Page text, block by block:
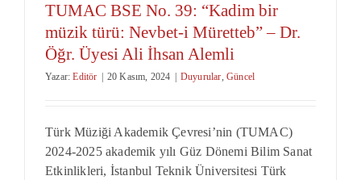
TUMAC BSE No. 39: “Kadim bir
müzik türü: Nevbet-i Müretteb” – Dr.
Öğr. Üyesi Ali İhsan Alemli
Yazar:Editör | 20 Kasım, 2024 | Duyurular,Güncel
Türk Müziği Akademik Çevresi’nin (TUMAC)
2024-2025 akademik yılı Güz Dönemi Bilim Sanat
Etkinlikleri, İstanbul Teknik Üniversitesi Türk